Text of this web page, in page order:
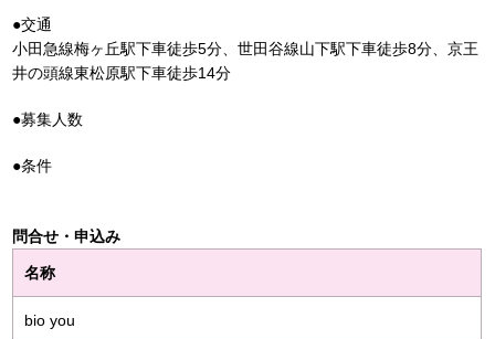
●交通
小田急線梅ヶ丘駅下車徒歩5分、世田谷線山下駅下車徒歩8分、京王
井の頭線東松原駅下車徒歩14分
●募集人数
●条件
問合せ・申込み
名称
bio you